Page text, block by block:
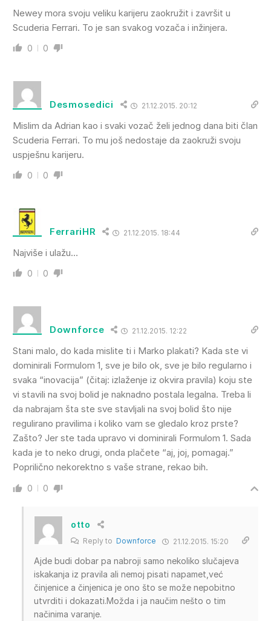
Newey mora svoju veliku karijeru zaokružit i završit u
Scuderia Ferrari. To je san svakog vozača i inžinjera.
0 0
Desmosedici 21.12.2015. 20:12
Mislim da Adrian kao i svaki vozač želi jednog dana biti član
Scuderia Ferrari. To mu još nedostaje da zaokruži svoju
uspješnu karijeru.
0 0
FerrariHR 21.12.2015. 18:44
Najviše i ulažu…
0 0
Downforce 21.12.2015. 12:22
Stani malo, do kada mislite ti i Marko plakati? Kada ste vi
dominirali Formulom 1, sve je bilo ok, sve je bilo regularno i
svaka “inovacija” (čitaj: izlaženje iz okvira pravila) koju ste
vi stavili na svoj bolid je naknadno postala legalna. Treba li
da nabrajam šta ste sve stavljali na svoj bolid što nije
regulirano pravilima i koliko vam se gledalo kroz prste?
Zašto? Jer ste tada upravo vi dominirali Formulom 1. Sada
kada je to neko drugi, onda plačete “aj, joj, pomagaj.”
Poprilično nekorektno s vaše strane, rekao bih.
0 0
otto
Reply to Downforce 21.12.2015. 15:20
Ajde budi dobar pa nabroji samo nekoliko slučajeva
iskakanja iz pravila ali nemoj pisati napamet,već
činjenice a činjenica je ono što se može nepobitno
utvrditi i dokazati.Možda i ja naučim nešto o tim
načinima varanje.